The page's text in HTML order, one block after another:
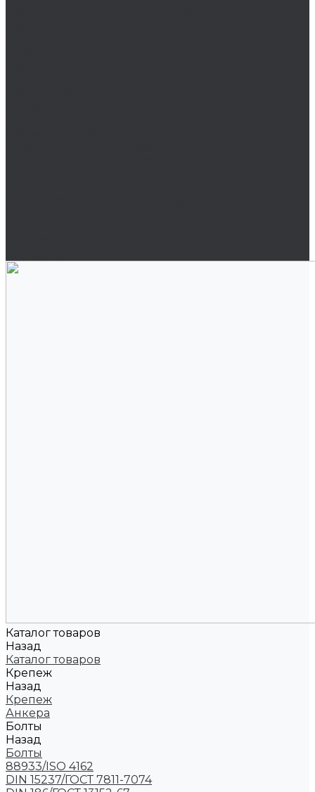
Каталог товаров
Назад
Каталог товаров
Крепеж
Назад
Крепеж
Анкера
Болты
Назад
Болты
88933/ISO 4162
DIN 15237/ГОСТ 7811-7074